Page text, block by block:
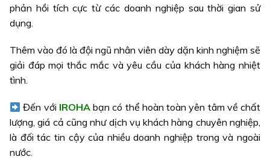
phản hồi tích cực từ các doanh nghiệp sau thời gian sử
dụng.
Thêm vào đó là đội ngũ nhân viên dày dặn kinh nghiệm sẽ
giải đáp mọi thắc mắc và yêu cầu của khách hàng nhiệt
tình.
Đến với IROHAbạn có thể hoàn toàn yên tâm về chất
lượng, giá cả cũng như dịch vụ khách hàng chuyên nghiệp,
là đối tác tin cậy của nhiều doanh nghiệp trong và ngoài
nước.